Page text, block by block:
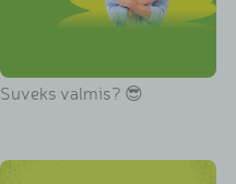
Suveks valmis? 😎